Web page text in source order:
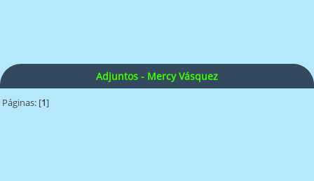
Adjuntos - Mercy Vásquez
Páginas: [1]